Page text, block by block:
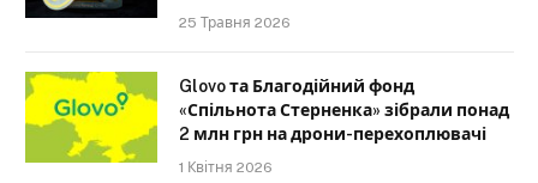
25 Травня 2026
Glovo та Благодійний фонд
«Спільнота Стерненка» зібрали понад
2 млн грн на дрони-перехоплювачі
1 Квітня 2026